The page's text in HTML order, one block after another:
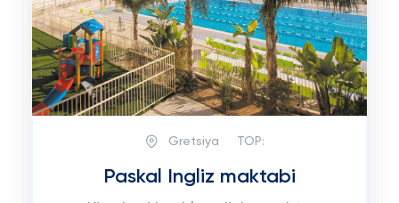
Gretsiya TOP:
Paskal Ingliz maktabi